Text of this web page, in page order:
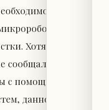
полной
после
Хотя ранее
о схожих
с помощью
данное